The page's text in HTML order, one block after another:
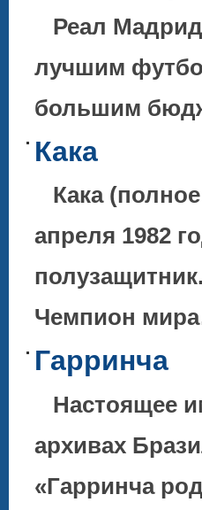
Реал
лучшим
большим
Кака
Кака
апреля 1982
Чемпион
Гарринча
Настоящее
архивах
«Гарринча